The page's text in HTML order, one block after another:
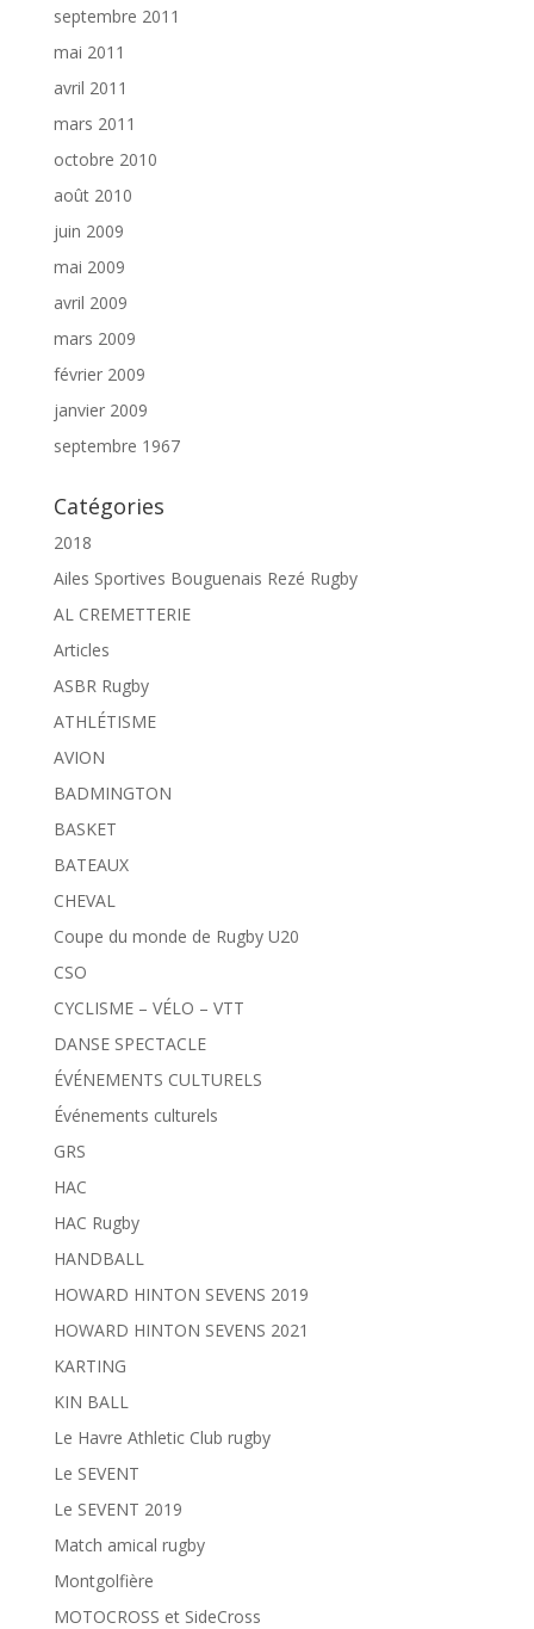
septembre 2011
mai 2011
avril 2011
mars 2011
octobre 2010
août 2010
juin 2009
mai 2009
avril 2009
mars 2009
février 2009
janvier 2009
septembre 1967
Catégories
2018
Ailes Sportives Bouguenais Rezé Rugby
AL CREMETTERIE
Articles
ASBR Rugby
ATHLÉTISME
AVION
BADMINGTON
BASKET
BATEAUX
CHEVAL
Coupe du monde de Rugby U20
CSO
CYCLISME – VÉLO – VTT
DANSE SPECTACLE
ÉVÉNEMENTS CULTURELS
Événements culturels
GRS
HAC
HAC Rugby
HANDBALL
HOWARD HINTON SEVENS 2019
HOWARD HINTON SEVENS 2021
KARTING
KIN BALL
Le Havre Athletic Club rugby
Le SEVENT
Le SEVENT 2019
Match amical rugby
Montgolfière
MOTOCROSS et SideCross